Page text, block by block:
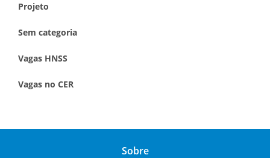
Projeto
Sem categoria
Vagas HNSS
Vagas no CER
Sobre